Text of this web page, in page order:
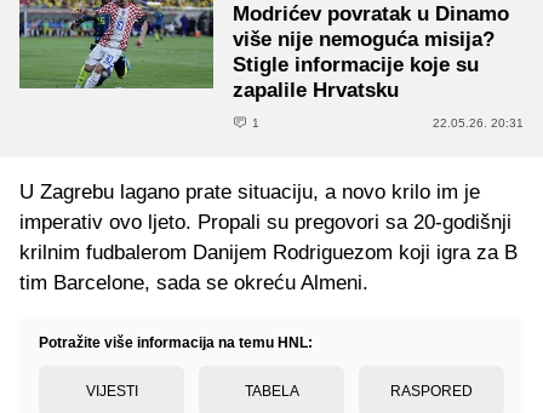
Modrićev povratak u Dinamo
više nije nemoguća misija?
Stigle informacije koje su
zapalile Hrvatsku
1 22.05.26. 20:31
U Zagrebu lagano prate situaciju, a novo krilo im je
imperativ ovo ljeto. Propali su pregovori sa 20-godišnji
krilnim fudbalerom Danijem Rodriguezom koji igra za B
tim Barcelone, sada se okreću Almeni.
Potražite više informacija na temu HNL:
VIJESTI TABELA RASPORED